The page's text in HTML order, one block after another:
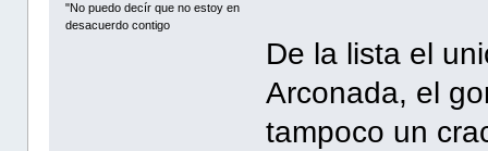
"No puedo decír que no estoy en
desacuerdo contigo
De la lista el
Arconada, el
tampoco un